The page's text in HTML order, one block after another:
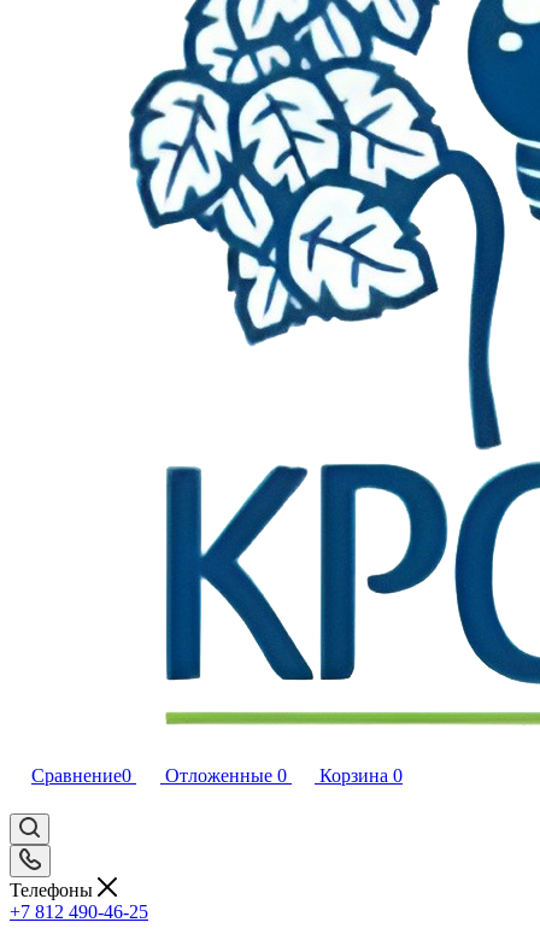
Сравнение0 Отложенные 0 Корзина 0
Телефоны
+7 812 490-46-25